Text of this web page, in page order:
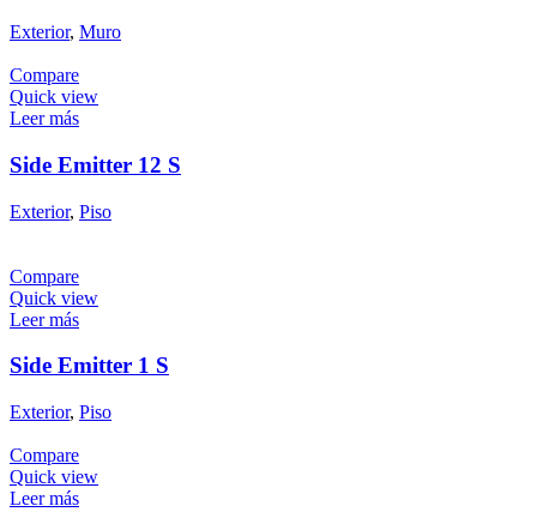
Exterior, Muro
Compare
Quick view
Leer más
Side Emitter 12 S
Exterior, Piso
Compare
Quick view
Leer más
Side Emitter 1 S
Exterior, Piso
Compare
Quick view
Leer más